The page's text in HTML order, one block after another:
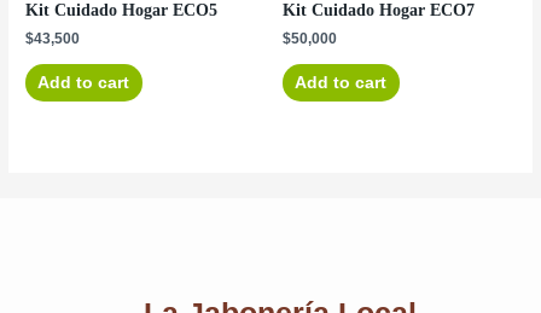
Kit Cuidado Hogar ECO5
$43,500
Add to cart
Kit Cuidado Hogar ECO7
$50,000
Add to cart